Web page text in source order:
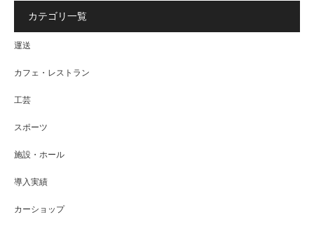
カテゴリ一覧
運送
カフェ・レストラン
工芸
スポーツ
施設・ホール
導入実績
カーショップ